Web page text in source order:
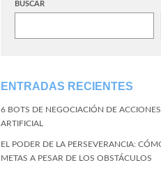
BUSCAR
ENTRADAS RECIENTES
6 BOTS DE NEGOCIACIÓN DE
ARTIFICIAL
EL PODER DE LA PERSEVERANCIA:
METAS A PESAR DE LOS OBSTÁCULOS